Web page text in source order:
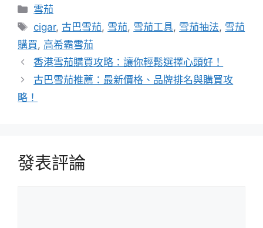
分
類
雪茄
標
籤
cigar, 古巴雪茄, 雪茄, 雪茄工具, 雪茄抽法, 雪茄
購買, 高希霸雪茄
香港雪茄購買攻略：讓你輕鬆選擇心頭好！
古巴雪茄推薦：最新價格、品牌排名與購買攻
略！
發表評論